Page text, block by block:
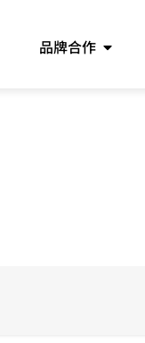
品牌合作